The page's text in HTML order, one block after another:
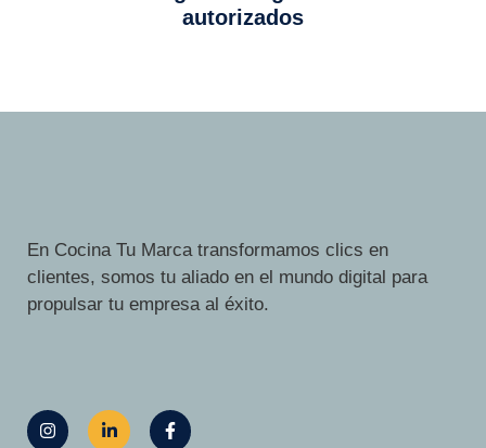
autorizados
En Cocina Tu Marca transformamos clics en
clientes, somos tu aliado en el mundo digital para
propulsar tu empresa al éxito.